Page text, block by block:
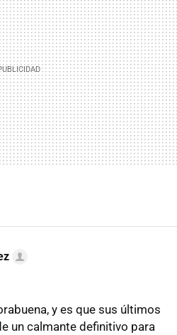
y es que sus últimos
un calmante definitivo para